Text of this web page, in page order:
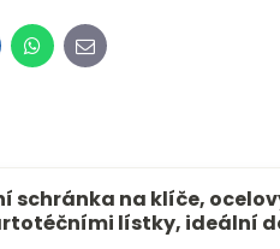
WhatsApp
E-
mail
schránka na klíče,
lístky, ideální